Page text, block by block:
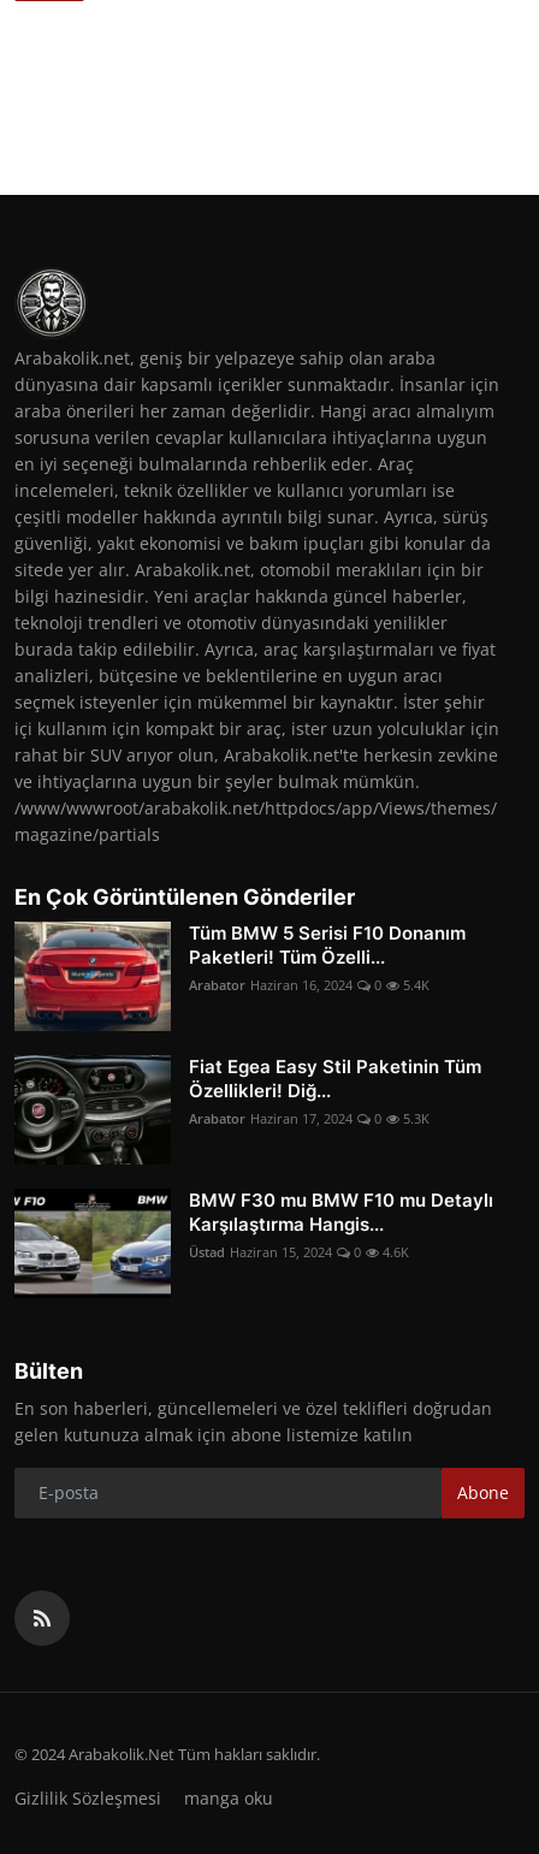
Arabakolik.net, geniş bir yelpazeye sahip olan araba
dünyasına dair kapsamlı içerikler sunmaktadır. İnsanlar için
araba önerileri her zaman değerlidir. Hangi aracı almalıyım
sorusuna verilen cevaplar kullanıcılara ihtiyaçlarına uygun
en iyi seçeneği bulmalarında rehberlik eder. Araç
incelemeleri, teknik özellikler ve kullanıcı yorumları ise
çeşitli modeller hakkında ayrıntılı bilgi sunar. Ayrıca, sürüş
güvenliği, yakıt ekonomisi ve bakım ipuçları gibi konular da
sitede yer alır. Arabakolik.net, otomobil meraklıları için bir
bilgi hazinesidir. Yeni araçlar hakkında güncel haberler,
teknoloji trendleri ve otomotiv dünyasındaki yenilikler
burada takip edilebilir. Ayrıca, araç karşılaştırmaları ve fiyat
analizleri, bütçesine ve beklentilerine en uygun aracı
seçmek isteyenler için mükemmel bir kaynaktır. İster şehir
içi kullanım için kompakt bir araç, ister uzun yolculuklar için
rahat bir SUV arıyor olun, Arabakolik.net'te herkesin zevkine
ve ihtiyaçlarına uygun bir şeyler bulmak mümkün.
/www/wwwroot/arabakolik.net/httpdocs/app/Views/themes/
magazine/partials
En Çok Görüntülenen Gönderiler
Tüm BMW 5 Serisi F10 Donanım
Paketleri! Tüm Özelli...
Arabator Haziran 16, 2024 0 5.4K
Fiat Egea Easy Stil Paketinin Tüm
Özellikleri! Diğ...
Arabator Haziran 17, 2024 0 5.3K
BMW F30 mu BMW F10 mu Detaylı
Karşılaştırma Hangis...
Üstad Haziran 15, 2024 0 4.6K
Bülten
En son haberleri, güncellemeleri ve özel teklifleri doğrudan
gelen kutunuza almak için abone listemize katılın
Abone
© 2024 Arabakolik.Net Tüm hakları saklıdır.
Gizlilik Sözleşmesi manga oku